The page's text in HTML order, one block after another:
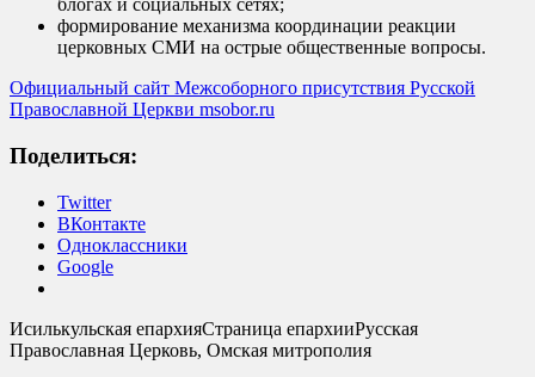
блогах и социальных сетях;
формирование механизма координации реакции
церковных СМИ на острые общественные вопросы.
Официальный сайт Межсоборного присутствия Русской
Православной Церкви msobor.ru
Поделиться:
Twitter
ВКонтакте
Одноклассники
Google
Исилькульская епархияСтраница епархииРусская
Православная Церковь, Омская митрополия